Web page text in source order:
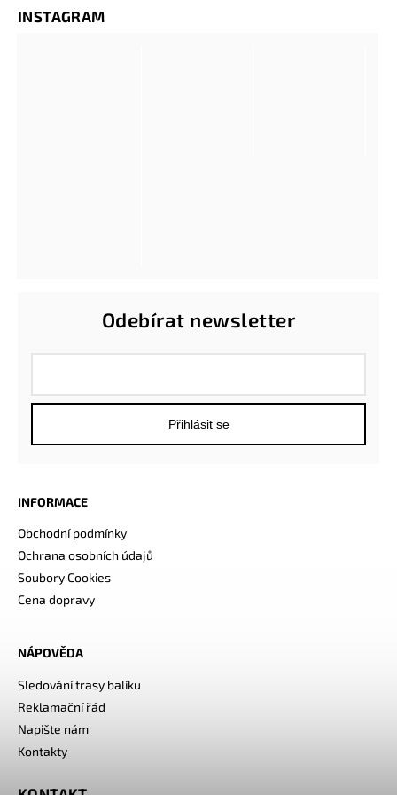
INFORMACE
Obchodní podmínky
Ochrana osobních údajů
Soubory Cookies
Cena dopravy
NÁPOVĚDA
Sledování trasy balíku
Reklamační řád
Napište nám
Kontakty
INSTAGRAM
Odebírat newsletter
Přihlásit se